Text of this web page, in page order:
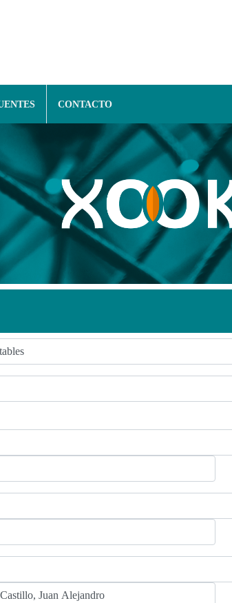
CONTACTO